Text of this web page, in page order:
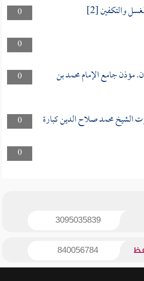
0
والتكفين [2]
0
0
جامع الإمام محمد بن
0
الشيخ محمد صلاح الدين كبارة
0
3095035839
840056784